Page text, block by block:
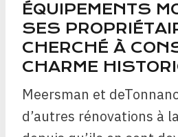
ÉQUIPEMENTS
SES
CHERCHÉ À
CHARME
Meersman et
d’autres rénovations à